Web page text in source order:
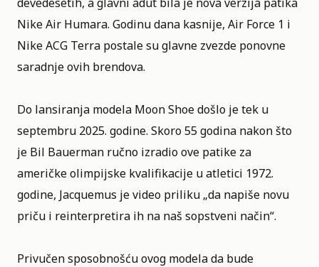
Nike Air Humara. Godinu dana kasnije, Air Force 1 i
Nike ACG Terra postale su glavne zvezde ponovne
saradnje ovih brendova.
Do lansiranja modela Moon Shoe došlo je tek u
septembru 2025. godine. Skoro 55 godina nakon što
je Bil Bauerman ručno izradio ove patike za
američke olimpijske kvalifikacije u atletici 1972.
godine, Jacquemus je video priliku „da napiše novu
priču i reinterpretira ih na naš sopstveni način“.
Privučen sposobnošću ovog modela da bude